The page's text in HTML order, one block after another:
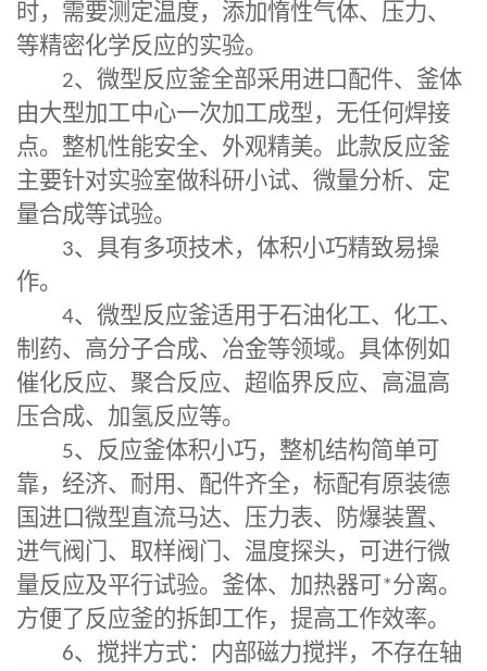
时，需要测定温度，添加惰性气体、压力、
等精密化学反应的实验。
2、微型反应釜全部采用进口配件、釜体
由大型加工中心一次加工成型，无任何焊接
点。整机性能安全、外观精美。此款反应釜
主要针对实验室做科研小试、微量分析、定
量合成等试验。
3、具有多项技术，体积小巧精致易操
作。
4、微型反应釜适用于石油化工、化工、
制药、高分子合成、冶金等领域。具体例如
催化反应、聚合反应、超临界反应、高温高
压合成、加氢反应等。
5、反应釜体积小巧，整机结构简单可
靠，经济、耐用、配件齐全，标配有原装德
国进口微型直流马达、压力表、防爆装置、
进气阀门、取样阀门、温度探头，可进行微
量反应及平行试验。釜体、加热器可 *分离。
方便了反应釜的拆卸工作，提高工作效率。
6、搅拌方式：内部磁力搅拌，不存在轴